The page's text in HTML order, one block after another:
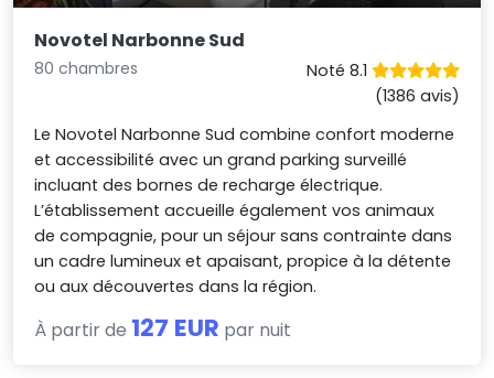
Novotel Narbonne Sud
80 chambres
Noté 8.1
(1386 avis)
Le Novotel Narbonne Sud combine confort moderne
et accessibilité avec un grand parking surveillé
incluant des bornes de recharge électrique.
L’établissement accueille également vos animaux
de compagnie, pour un séjour sans contrainte dans
un cadre lumineux et apaisant, propice à la détente
ou aux découvertes dans la région.
À partir de 127 EUR par nuit